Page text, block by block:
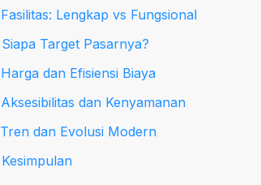
Fasilitas: Lengkap vs Fungsional
Siapa Target Pasarnya?
Harga dan Efisiensi Biaya
Aksesibilitas dan Kenyamanan
Tren dan Evolusi Modern
Kesimpulan